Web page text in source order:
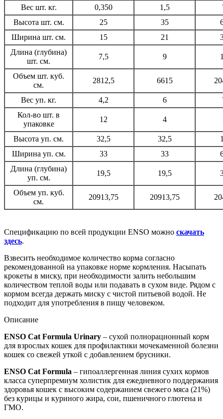
Вес шт. кг.
0,350 1,5
Высота шт. см.
25 35
Ширина шт. см.
15 21
Длина (глубина)
шт. см.
7,5 9
Объем шт. куб.
см.
2812,5 6615
Вес уп. кг. 4,2 6
Кол-во шт. в
упаковке
12 4
Высота уп. см. 32,5 32,5
Ширина уп. см.
33 33
Длина (глубина)
уп. см.
19,5 19,5
Объем уп. куб.
см.
20913,75 20913,75
Спецификацию по всей продукции ENSO можно скачать
здесь.
Взвесить необходимое количество корма согласно
рекомендованной на упаковке норме кормления. Насыпать
крокеты в миску, при необходимости залить небольшим
количеством теплой воды или подавать в сухом виде. Рядом с
кормом всегда держать миску с чистой питьевой водой. Не
подходит для употребления в пищу человеком.
Описание
ENSO Cat Formula Urinary – сухой полнорационный корм
для взрослых кошек для профилактики мочекаменной болезни
кошек со свежей уткой с добавлением брусники.
ENSO Cat Formula – гипоаллергенная линия сухих кормов
класса суперпремиум холистик для ежедневного поддержания
здоровья кошек с высоким содержанием свежего мяса (21%)
без курицы и куриного жира, сои, пшеничного глютена и
ГМО.